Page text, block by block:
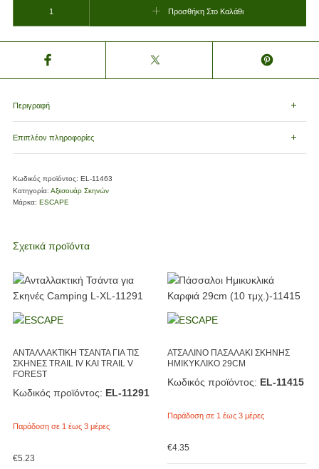
Προσθήκη Στο Καλάθι
Περιγραφή
Επιπλέον πληροφορίες
Κωδικός προϊόντος: EL-11463
Κατηγορία: Αξεσουάρ Σκηνών
Μάρκα: ESCAPE
Σχετικά προϊόντα
ΑΝΤΑΛΛΑΚΤΙΚΗ ΤΣΑΝΤΑ ΓΙΑ ΤΙΣ
ΣΚΗΝΕΣ TRAIL IV ΚΑΙ TRAIL V
FOREST
Κωδικός προϊόντος: EL-11291
Παράδοση σε 1 έως 3 μέρες
€5.23
ΑΤΣΑΛΙΝΟ ΠΑΣΑΛΑΚΙ ΣΚΗΝΗΣ
ΗΜΙΚΥΚΛΙΚΟ 29CM
Κωδικός προϊόντος: EL-11415
Παράδοση σε 1 έως 3 μέρες
€4.35